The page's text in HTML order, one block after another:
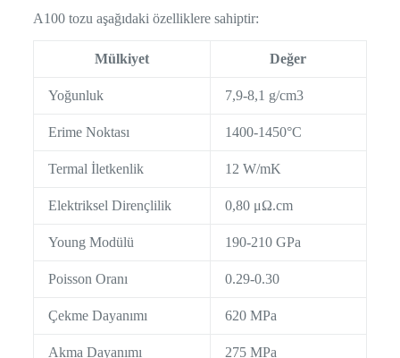
A100 tozu aşağıdaki özelliklere sahiptir:
Mülkiyet Değer
Yoğunluk 7,9-8,1 g/cm3
Erime Noktası 1400-1450°C
Termal İletkenlik 12 W/mK
Elektriksel Dirençlilik 0,80 μΩ.cm
Young Modülü 190-210 GPa
Poisson Oranı 0.29-0.30
Çekme Dayanımı 620 MPa
Akma Dayanımı 275 MPa